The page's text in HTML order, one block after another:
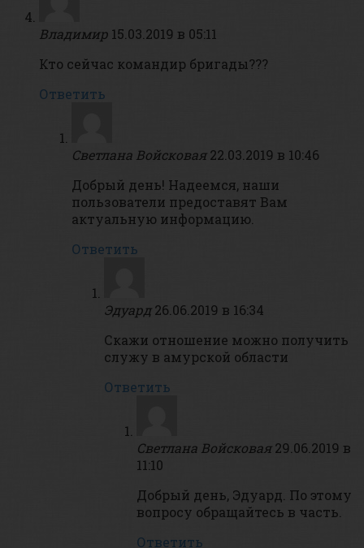
Владимир 15.03.2019 в 05:11
Кто сейчас командир бригады???
Ответить
Светлана Войсковая 22.03.2019 в 10:46
Добрый день! Надеемся, наши
пользователи предоставят Вам
актуальную информацию.
Ответить
Эдуард 26.06.2019 в 16:34
Скажи отношение можно получить
служу в амурской области
Ответить
Светлана Войсковая 29.06.2019 в
11:10
Добрый день, Эдуард. По этому
вопросу обращайтесь в часть.
Ответить